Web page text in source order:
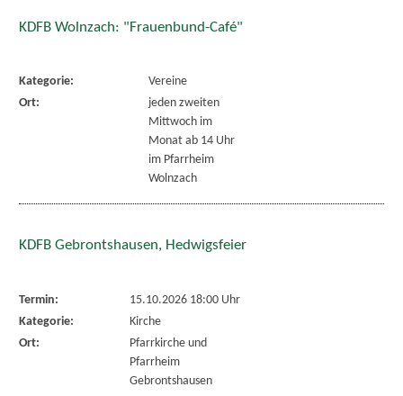
KDFB Wolnzach: "Frauenbund-Café"
Kategorie:
Vereine
Ort:
jeden zweiten
Mittwoch im
Monat ab 14 Uhr
im Pfarrheim
Wolnzach
KDFB Gebrontshausen, Hedwigsfeier
Termin:
15.10.2026 18:00 Uhr
Kategorie:
Kirche
Ort:
Pfarrkirche und
Pfarrheim
Gebrontshausen